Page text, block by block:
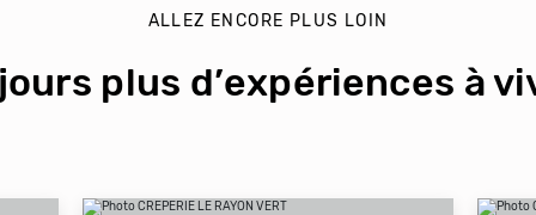
ALLEZ ENCORE PLUS LOIN
plus d’expériences à